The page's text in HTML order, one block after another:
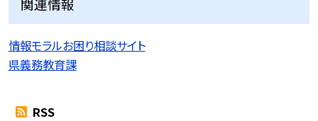
情報モラルお困り相談サイト
県義務教育課
RSS